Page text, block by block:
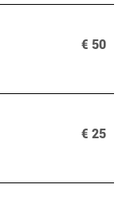
€ 50
€ 25